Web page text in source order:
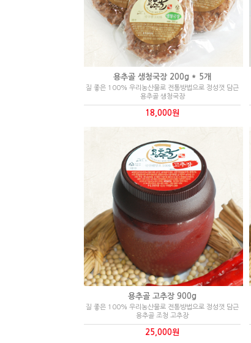
용추골 생청국장 200g * 5개
질 좋은 100% 우리농산물로 전통방법으로 정성껏 담근
용추골 생청국장
18,000원
용추골 고추장 900g
질 좋은 100% 우리농산물로 전통방법으로 정성껏 담근
용추골 조청 고추장
25,000원